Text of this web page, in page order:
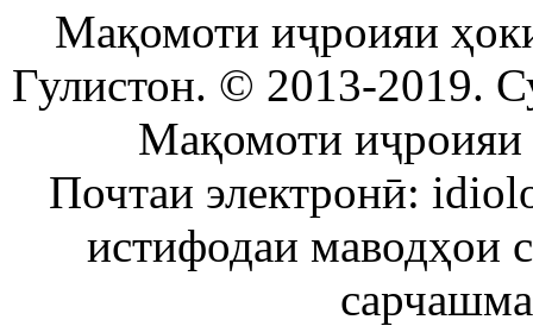
Мақомоти иҷроияи
Гулистон. © 2013-2019.
Мақомоти иҷроияи
Почтаи электронӣ:
истифодаи маводҳои